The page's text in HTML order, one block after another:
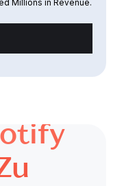
Millions in Revenue.